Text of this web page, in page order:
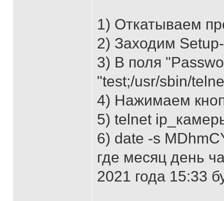
1) Откатываем
2) Заходим
3) В поля
"test;/usr/sbin/
4) Нажимаем
5) telnet
6) date -s
где месяц день
2021 года 15:33